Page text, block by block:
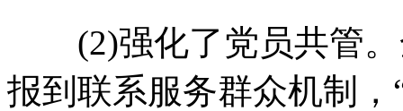
(2)强化了党员共管。
报到联系服务群众机制